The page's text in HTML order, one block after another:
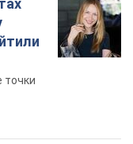
точки